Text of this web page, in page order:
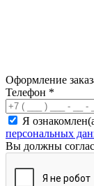
Оформление
Телефон *
Я
персональных
Вы должны